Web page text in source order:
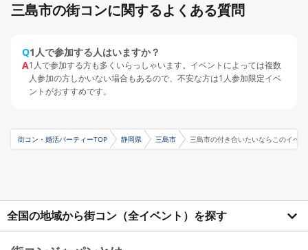
三島市の街コンに関するよくある質問
Q1人で参加する人はいますか？
A1人で参加する方も多くいらっしゃいます。イベントによっては複数
人参加の方しかいない場合もあるので、不安な方は1人参加限定イベ
ントがおすすめです。
街コン・婚活パーティーTOP 静岡県 三島市 三島市の付き合いたいならこのイベ
全国の地域から街コン（全イベント）を探す